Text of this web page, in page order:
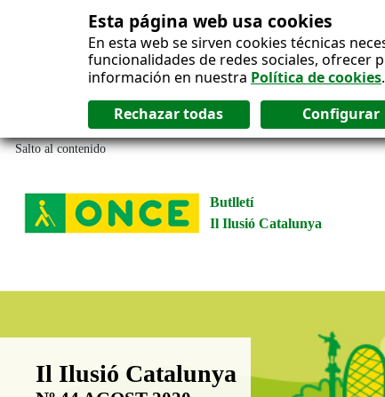
Esta página web usa cookies
En esta web se sirven cookies técnicas
funcionalidades de redes sociales, ofrecer
información en nuestra Política de cookies.
Salto al contenido
Butlletí
Il Ilusió Catalunya
Boletín Il·lusió Catalunya
Il Ilusió Catalunya